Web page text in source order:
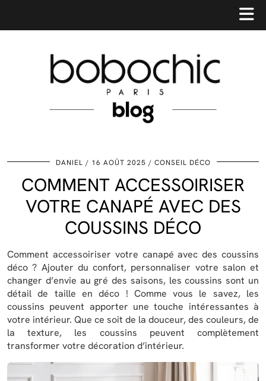
DANIEL 16 AOÛT 2025 CONSEIL DÉCO
COMMENT ACCESSOIRISER
VOTRE CANAPÉ AVEC DES
COUSSINS DÉCO
Comment accessoiriser votre canapé avec des coussins
déco ? Ajouter du confort, personnaliser votre salon et
changer d’envie au gré des saisons, les coussins sont un
détail de taille en déco ! Comme vous le savez, les
coussins peuvent apporter une touche intéressantes à
votre intérieur. Que ce soit de la douceur, des couleurs, de
la texture, les coussins peuvent complètement
transformer votre décoration d’intérieur.